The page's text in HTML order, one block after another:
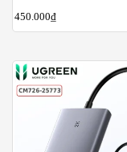
450.000₫